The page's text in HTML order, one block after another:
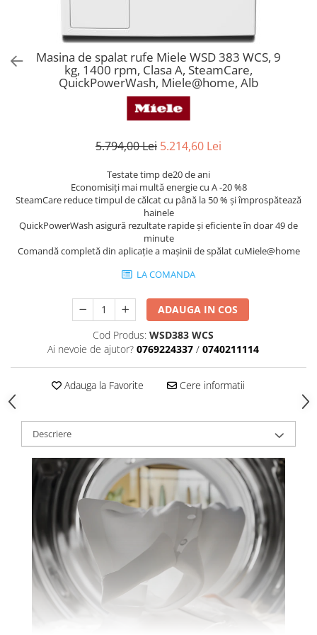
Aspiratoare verticale
Apiratoare cu sac
Aspiratoare fara sac
Ingrijirea rufelor si a vaselor
Masini de spalat vase
Masini de spalat rufe cu uscator
Masina de spalat rufe Miele WSD 383 WCS, 9
kg, 1400 rpm, Clasa A, SteamCare,
QuickPowerWash, Miele@home, Alb
5.794,00 Lei 5.214,60 Lei
Testate timp de20 de ani
Economisiți mai multă energie cu A -20 %8
SteamCare reduce timpul de călcat cu până la 50 % și împrospătează
hainele
QuickPowerWash asigură rezultate rapide și eficiente în doar 49 de
minute
Comandă completă din aplicație a mașinii de spălat cuMiele@home
LA COMANDA
ADAUGA IN COS
Cod Produs: WSD383 WCS
Ai nevoie de ajutor? 0769224337 / 0740211114
Adauga la Favorite Cere informatii
Descriere